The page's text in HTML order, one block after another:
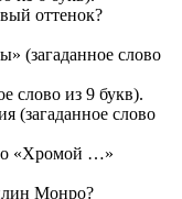
оттенок?
(загаданное слово
слово из 9 букв).
(загаданное слово
«Хромой …»
Монро?